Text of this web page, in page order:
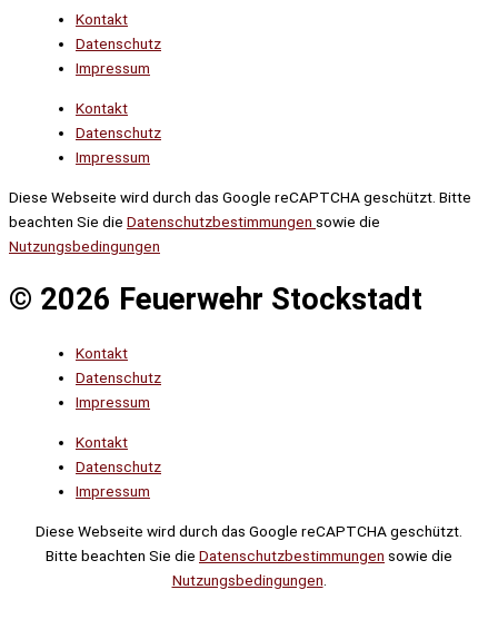
Kontakt
Datenschutz
Impressum
Kontakt
Datenschutz
Impressum
Diese Webseite wird durch das Google reCAPTCHA geschützt. Bitte
beachten Sie die Datenschutzbestimmungen sowie die
Nutzungsbedingungen
© 2026 Feuerwehr Stockstadt
Kontakt
Datenschutz
Impressum
Kontakt
Datenschutz
Impressum
Diese Webseite wird durch das Google reCAPTCHA geschützt.
Bitte beachten Sie die Datenschutzbestimmungen sowie die
Nutzungsbedingungen